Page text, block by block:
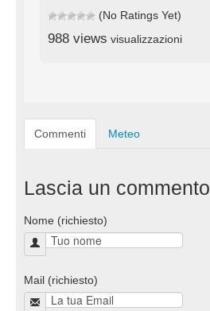
(No Ratings Yet)
988 views visualizzazioni
Commenti Meteo
Lascia un commento
Nome (richiesto)
Mail (richiesto)